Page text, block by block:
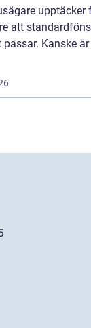
upptäcker
att
passar. Kanske